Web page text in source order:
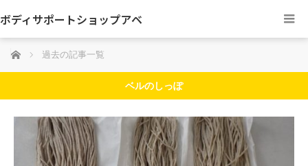
ボディサポートショップアベ
ホーム 過去の記事一覧
ベルのしっぽ